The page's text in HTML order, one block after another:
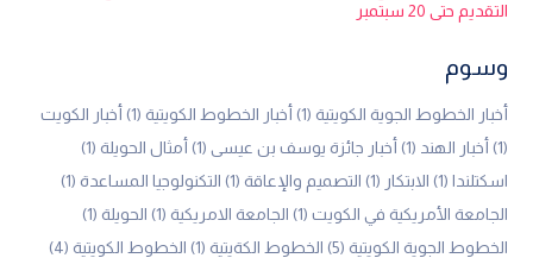
التقديم حتى 20 سبتمبر
وسوم
أخبار الخطوط الجوية الكويتية (1) أخبار الخطوط الكويتية (1)
أخبار الكويت
(1)
أخبار الهند (1) أخبار جائزة يوسف بن عيسى (1) أمثال الحويلة (1)
اسكتلندا (1) الابتكار (1) التصميم والإعاقة (1) التكنولوجيا المساعدة (1)
الجامعة الأمريكية في الكويت (1) الجامعة الامريكية (1) الحويلة (1)
الخطوط الجوية الكويتية (5) الخطوط الكةيتية (1) الخطوط الكويتية (4)